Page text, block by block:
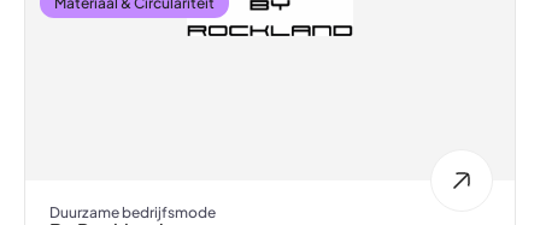
Duurzame bedrijfsmode